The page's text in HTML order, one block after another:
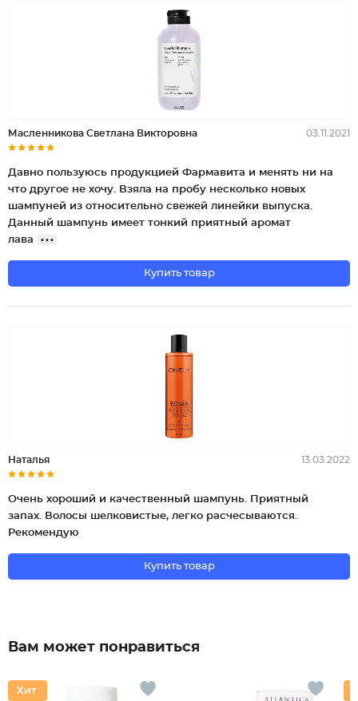
Масленникова Светлана Викторовна 03.11.2021
Давно пользуюсь продукцией Фармавита и менять ни на
что другое не хочу. Взяла на пробу несколько новых
шампуней из относительно свежей линейки выпуска.
Данный шампунь имеет тонкий приятный аромат
лава
Купить товар
Наталья 13.03.2022
Очень хороший и качественный шампунь. Приятный
запах. Волосы шелковистые, легко расчесываются.
Рекомендую
Купить товар
Вам может понравиться